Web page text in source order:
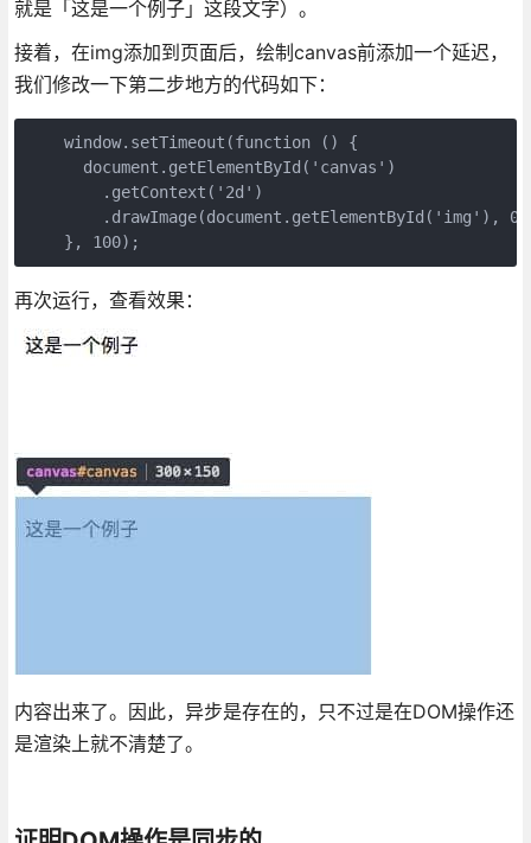
就是「这是一个例子」这段文字）。
接着，在img添加到页面后，绘制canvas前添加一个延迟，
我们修改一下第二步地方的代码如下：
    window.setTimeout(function () {
      document.getElementById('canvas')
        .getContext('2d')
.drawImage(document.getElementById('img'),
    }, 100);
再次运行，查看效果：
内容出来了。因此，异步是存在的，只不过是在DOM操作还
是渲染上就不清楚了。